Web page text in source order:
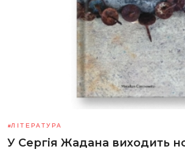
ЛІТЕРАТУРА
У Сергія Жадана виходить